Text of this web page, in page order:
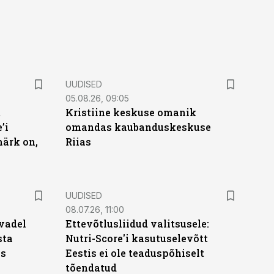
on,
UUDISED
05.08.26, 09:05
Kristiine keskuse omanik
omandas kaubanduskeskuse
Riias
UUDISED
08.07.26, 11:00
Ettevõtlusliidud valitsusele:
Nutri-Score'i kasutuselevõtt
Eestis ei ole teaduspõhiselt
tõendatud